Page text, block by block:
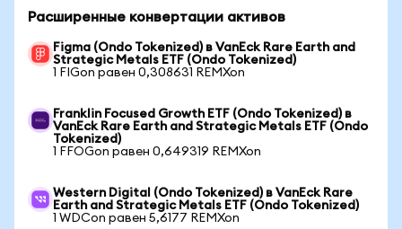
Расширенные конвертации активов
Figma (Ondo Tokenized) в VanEck Rare Earth and
Strategic Metals ETF (Ondo Tokenized)
1 FIGon равен 0,308631 REMXon
Franklin Focused Growth ETF (Ondo Tokenized) в
VanEck Rare Earth and Strategic Metals ETF (Ondo
Tokenized)
1 FFOGon равен 0,649319 REMXon
Western Digital (Ondo Tokenized) в VanEck Rare
Earth and Strategic Metals ETF (Ondo Tokenized)
1 WDCon равен 5,6177 REMXon